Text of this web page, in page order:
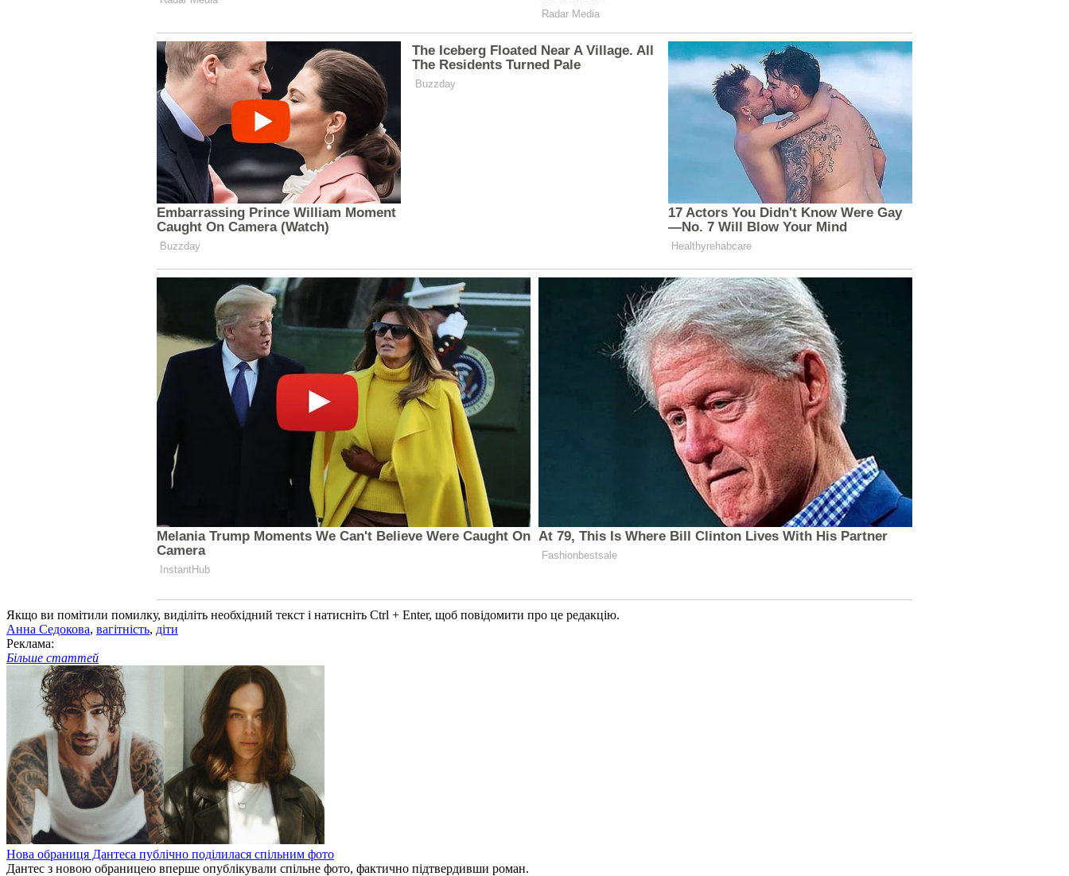
Якщо ви помітили помилку, виділіть необхідний текст і натисніть Ctrl + Enter, щоб повідомити про це редакцію.
Анна Седокова, вагітність, діти
Реклама:
Більше статтей
Нова обраниця Дантеса публічно поділилася спільним фото
Дантес з новою обраницею вперше опублікували спільне фото, фактично підтвердивши роман.